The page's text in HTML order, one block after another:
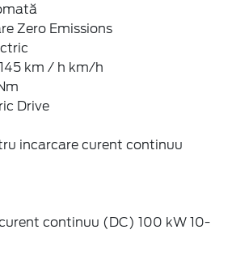
Zero Emissions
km / h km/h
Drive
incarcare curent continuu
continuu (DC) 100 kW 10-